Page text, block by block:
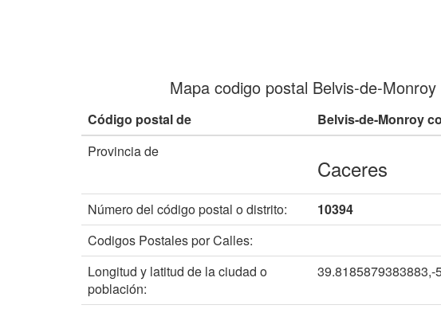
Mapa codigo postal Belvis-de-Monroy
Código postal de
Belvis-de-Monroy
Provincia de
Caceres
Número del código postal o distrito:
10394
Codigos Postales por Calles:
Longitud y latitud de la ciudad o
población:
39.8185879383883,-